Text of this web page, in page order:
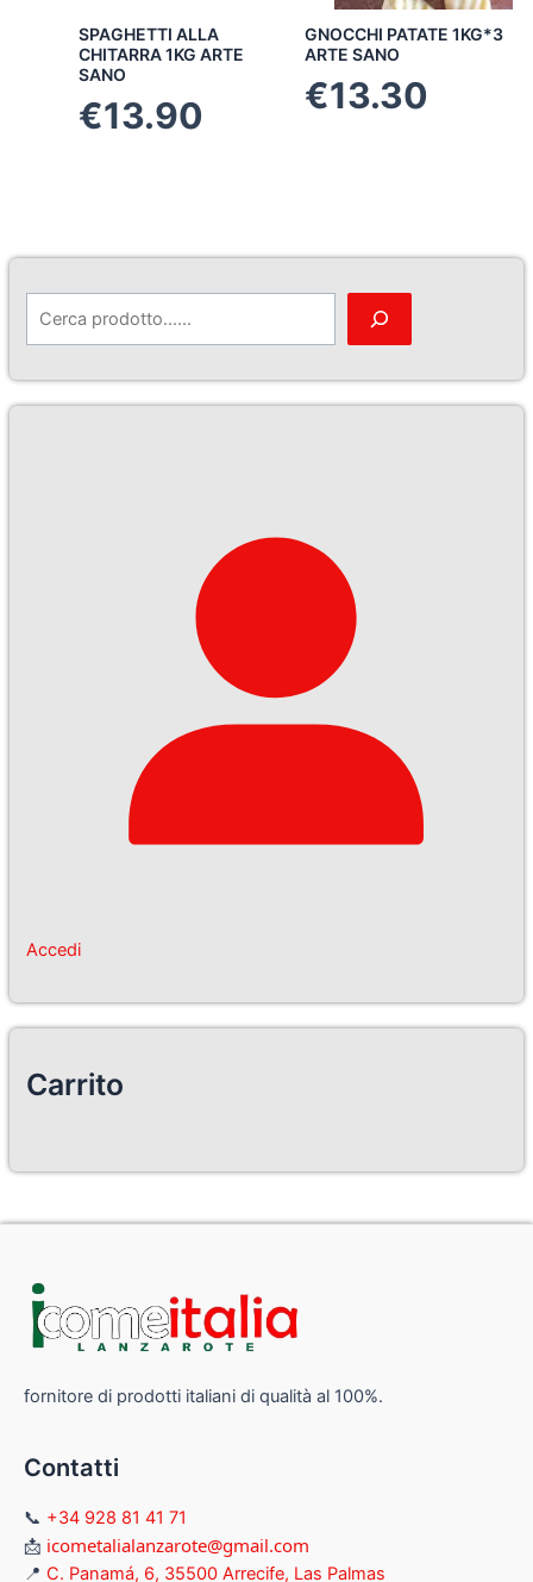
Accedi
Carrito
SPAGHETTI ALLA
CHITARRA 1KG ARTE
SANO
€13.90
GNOCCHI PATATE 1KG*3
ARTE SANO
€13.30
fornitore di prodotti italiani di qualità al 100%.
Contatti
📞 +34 928 81 41 71
📩 icometalialanzarote@gmail.com
📍 C. Panamá, 6, 35500 Arrecife, Las Palmas